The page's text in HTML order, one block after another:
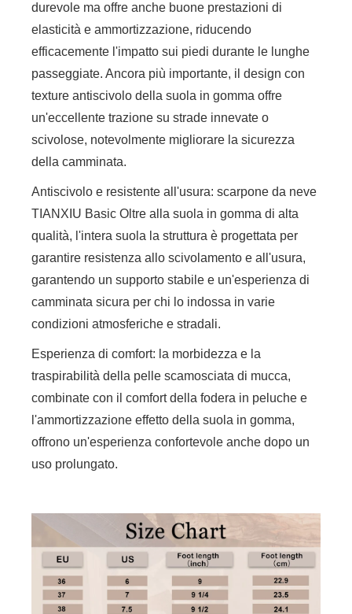
durevole ma offre anche buone prestazioni di
elasticità e ammortizzazione, riducendo
efficacemente l'impatto sui piedi durante le lunghe
passeggiate. Ancora più importante, il design con
texture antiscivolo della suola in gomma offre
un'eccellente trazione su strade innevate o
scivolose, notevolmente migliorare la sicurezza
della camminata.
Antiscivolo e resistente all'usura: scarpone da neve
TIANXIU Basic Oltre alla suola in gomma di alta
qualità, l'intera suola la struttura è progettata per
garantire resistenza allo scivolamento e all'usura,
garantendo un supporto stabile e un'esperienza di
camminata sicura per chi lo indossa in varie
condizioni atmosferiche e stradali.
Esperienza di comfort: la morbidezza e la
traspirabilità della pelle scamosciata di mucca,
combinate con il comfort della fodera in peluche e
l'ammortizzazione effetto della suola in gomma,
offrono un'esperienza confortevole anche dopo un
uso prolungato.